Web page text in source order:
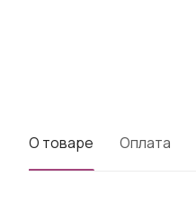
О товаре Оплата